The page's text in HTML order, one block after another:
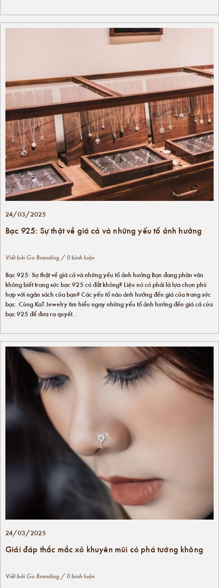
24/03/2025
Bạc 925: Sự thật về giá cả và những yếu tố ảnh hưởng
Viết bởi Go Branding / 0 bình luận
Bạc 925: Sự thật về giá cả và những yếu tố ảnh hưởng Bạn đang phân vân
không biết trang sức bạc 925 có đắt không? Liệu nó có phải là lựa chọn phù
hợp với ngân sách của bạn? Các yếu tố nào ảnh hưởng đến giá của trang sức
bạc. Cùng KaT Jewelry tìm hiểu ngay những yếu tố ảnh hưởng đến giá cả của
bạc 925 để đưa ra quyết...
24/03/2025
Giải đáp thắc mắc xỏ khuyên mũi có phá tướng không
Viết bởi Go Branding / 0 bình luận